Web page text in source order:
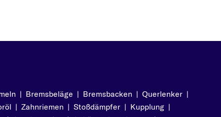
| Bremsbeläge | Bremsbacken | Querlenker |
| Zahnriemen | Stoßdämpfer | Kupplung |